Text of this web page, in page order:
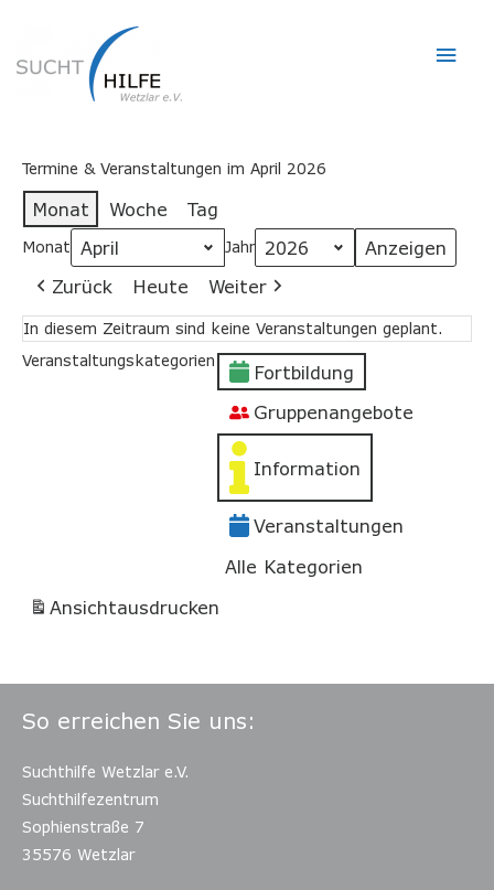
Termine & Veranstaltungen im April 2026
Monat Woche Tag
Monat Jahr
Zurück Heute Weiter
In diesem Zeitraum sind keine Veranstaltungen geplant.
Veranstaltungskategorien
Fortbildung
Gruppenangebote
Information
Veranstaltungen
Alle Kategorien
Ansichtausdrucken
So erreichen Sie uns:
Suchthilfe Wetzlar e.V.
Suchthilfezentrum
Sophienstraße 7
35576 Wetzlar